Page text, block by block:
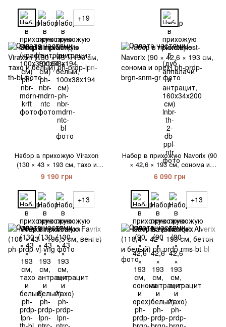
+19
Набор в прихожую Viraxon
(130 × 43 × 193 см, тахо и
белый)
9 190 грн
+13
Набор в прихожую Navorix (90
× 42,6 × 193 см, сонома и
орех)
6 090 грн
+13